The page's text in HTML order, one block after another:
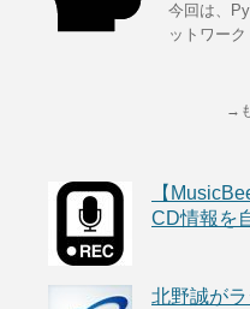
今回は、
ットワーク
→
【
CD情報を
北野誠が